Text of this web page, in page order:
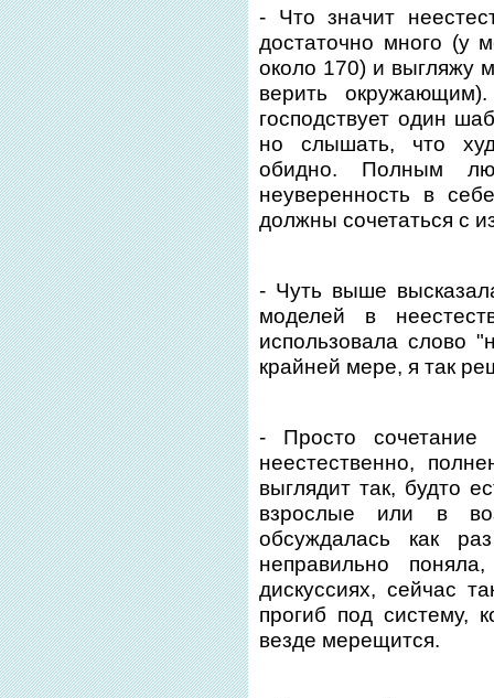
- Что значит
достаточно много (у
около 170) и выгляжу
верить
господствует один
но слышать, что
обидно. Полным
неуверенность в
должны сочетаться с
- Чуть выше
моделей в
использовала слово
крайней мере, я так
- Просто сочетание
неестественно,
выглядит так, будто
взрослые или в
обсуждалась как
неправильно
дискуссиях, сейчас
прогиб под систему,
везде мерещится.